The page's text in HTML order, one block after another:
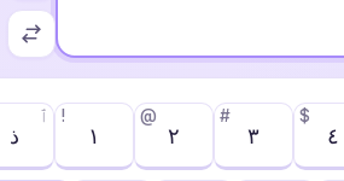
ذ
ٱ
١
!
٢
@
٣
#
٤
$